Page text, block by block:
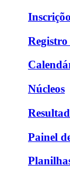
Núcleos
Painel